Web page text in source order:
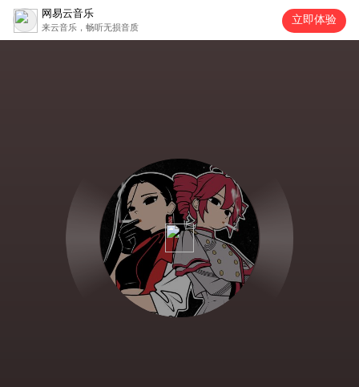
网易云音乐
来云音乐，畅听无损音质
立即体验